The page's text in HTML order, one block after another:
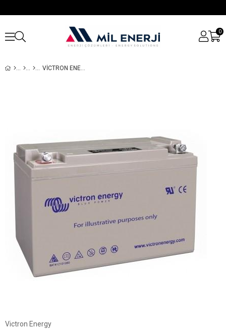
0
VICTRON ENERGY 12V 60AH GEL DEEP CYCLE BATTERY
Victron Energy